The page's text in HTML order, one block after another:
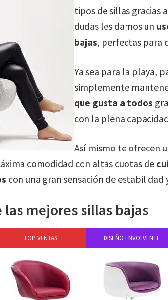
tipos de sillas gracias
dudas les damos un
bajas, perfectas para
Ya sea para la playa,
simplemente
que gusta a todos
con la plena
Así mismo te ofrecen
comodidad con altas cuotas de
con una gran sensación de estabilidad
mejores sillas bajas
TOP VENTAS DISEÑO ENVOLVENTE